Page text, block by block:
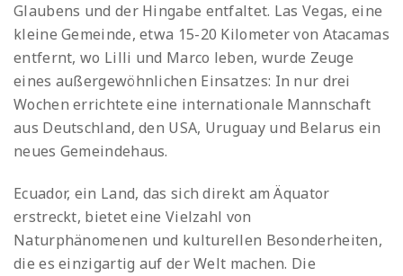
Glaubens und der Hingabe entfaltet. Las Vegas, eine
kleine Gemeinde, etwa 15-20 Kilometer von Atacamas
entfernt, wo Lilli und Marco leben, wurde Zeuge
eines außergewöhnlichen Einsatzes: In nur drei
Wochen errichtete eine internationale Mannschaft
aus Deutschland, den USA, Uruguay und Belarus ein
neues Gemeindehaus.
Ecuador, ein Land, das sich direkt am Äquator
erstreckt, bietet eine Vielzahl von
Naturphänomenen und kulturellen Besonderheiten,
die es einzigartig auf der Welt machen. Die